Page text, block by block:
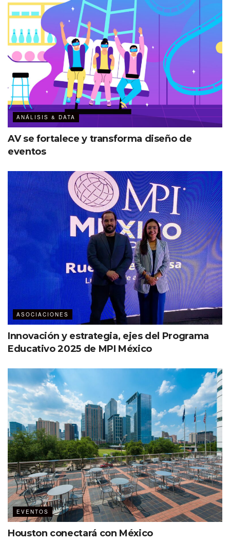
ANÁLISIS & DATA
AV se fortalece y transforma diseño de
eventos
ASOCIACIONES
Innovación y estrategia, ejes del Programa
Educativo 2025 de MPI México
EVENTOS
Houston conectará con México